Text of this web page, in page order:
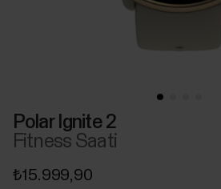
Polar Ignite 2
Fitness Saati
₺15.999,90